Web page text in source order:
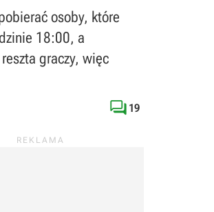
osoby, które
18:00, a
graczy, więc
 19